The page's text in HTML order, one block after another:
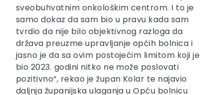
sveobuhvatnim onkološkim centrom. I to je
samo dokaz da sam bio u pravu kada sam
tvrdio da nije bilo objektivnog razloga da
država preuzme upravljanje općih bolnica i
jasno je da sa ovim postojećim limitom koji je
bio 2023. godini nitko ne može poslovati
pozitivno“, rekao je župan Kolar te najavio
daljnja županijska ulaganja u Opću bolnicu